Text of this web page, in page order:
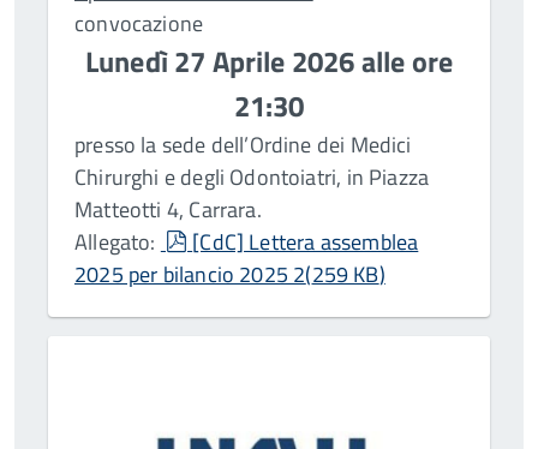
convocazione
Lunedì 27 Aprile 2026 alle ore
21:30
presso la sede dell’Ordine dei Medici
Chirurghi e degli Odontoiatri, in Piazza
Matteotti 4, Carrara.
Allegato:
pdf
[CdC] Lettera assemblea
2025 per bilancio 2025 2(259 KB)